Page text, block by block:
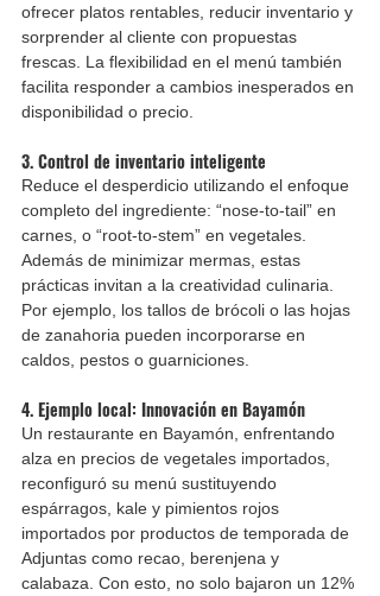
ofrecer platos rentables, reducir inventario y
sorprender al cliente con propuestas
frescas. La flexibilidad en el menú también
facilita responder a cambios inesperados en
disponibilidad o precio.
3. Control de inventario inteligente
Reduce el desperdicio utilizando el enfoque
completo del ingrediente: “nose-to-tail” en
carnes, o “root-to-stem” en vegetales.
Además de minimizar mermas, estas
prácticas invitan a la creatividad culinaria.
Por ejemplo, los tallos de brócoli o las hojas
de zanahoria pueden incorporarse en
caldos, pestos o guarniciones.
4. Ejemplo local: Innovación en Bayamón
Un restaurante en Bayamón, enfrentando
alza en precios de vegetales importados,
reconfiguró su menú sustituyendo
espárragos, kale y pimientos rojos
importados por productos de temporada de
Adjuntas como recao, berenjena y
calabaza. Con esto, no solo bajaron un 12%